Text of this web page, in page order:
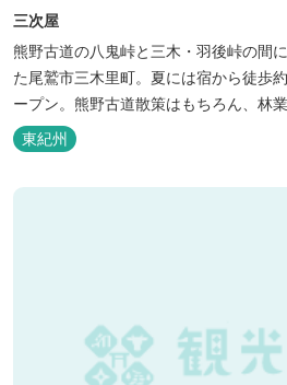
三次屋
熊野古道の八鬼峠と三木・羽後峠の間
た尾鷲市三木里町。夏には宿から徒歩
ープン。熊野古道散策はもちろん、林
東紀州